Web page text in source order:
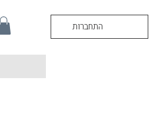
התחברות